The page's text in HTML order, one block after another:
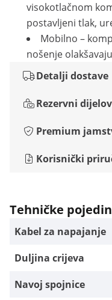
visokotlačnom
postavljeni tlak,
Mobilno –
nošenje
Detalji dostave
Rezervni
Premium
Korisnički
Tehničke
Kabel za napajanje
Duljina crijeva
Navoj spojnice